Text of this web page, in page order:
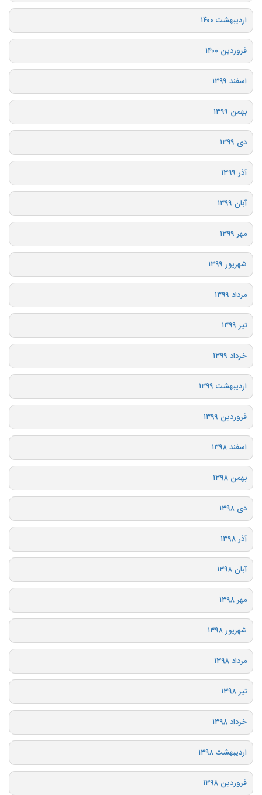
اردیبهشت ۱۴۰۰
فروردین ۱۴۰۰
اسفند ۱۳۹۹
بهمن ۱۳۹۹
دی ۱۳۹۹
آذر ۱۳۹۹
آبان ۱۳۹۹
مهر ۱۳۹۹
شهریور ۱۳۹۹
مرداد ۱۳۹۹
تیر ۱۳۹۹
خرداد ۱۳۹۹
اردیبهشت ۱۳۹۹
فروردین ۱۳۹۹
اسفند ۱۳۹۸
بهمن ۱۳۹۸
دی ۱۳۹۸
آذر ۱۳۹۸
آبان ۱۳۹۸
مهر ۱۳۹۸
شهریور ۱۳۹۸
مرداد ۱۳۹۸
تیر ۱۳۹۸
خرداد ۱۳۹۸
اردیبهشت ۱۳۹۸
فروردین ۱۳۹۸